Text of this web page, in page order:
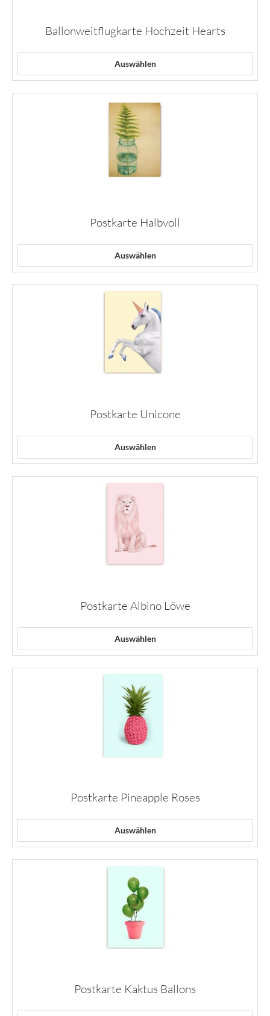
Ballonweitflugkarte Hochzeit Hearts
Auswählen
Postkarte Halbvoll
Auswählen
Postkarte Unicone
Auswählen
Postkarte Albino Löwe
Auswählen
Postkarte Pineapple Roses
Auswählen
Postkarte Kaktus Ballons